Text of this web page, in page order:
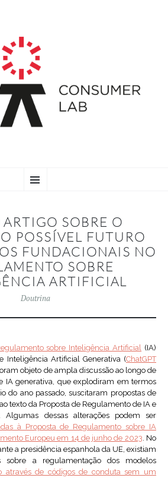
TO
SOBRE O
POSSÍVEL FUTURO
FUNDACIONAIS NO
SOBRE
ARTIFICIAL
Doutrina
sobre Inteligência Artificial (IA)
Inteligência Artificial Generativa (ChatGPT
objeto de ampla discussão ao longo de
IA generativa, que explodiram em termos
do ano passado, suscitaram propostas de
texto da Proposta de Regulamento de IA e
Algumas dessas alterações podem ser
à Proposta de Regulamento sobre IA
Europeu em 14 de junho de 2023. No
a presidência espanhola da UE, existiam
sobre a regulamentação dos modelos
através de códigos de conduta sem um